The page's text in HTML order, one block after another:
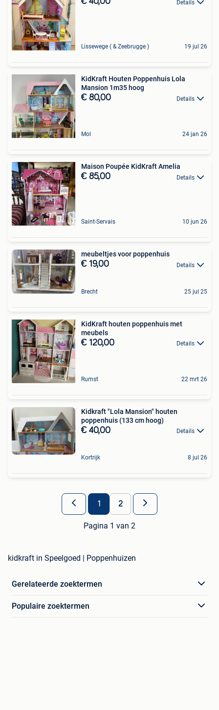
Details
Lissewege ( & Zeebrugge ) 19 jul 26
KidKraft Houten Poppenhuis Lola
Mansion 1m35 hoog
€ 80,00 Details
Mol 24 jan 26
Maison Poupée KidKraft Amelia
€ 85,00 Details
Saint-Servais 10 jun 26
meubeltjes voor poppenhuis
€ 19,00 Details
Brecht 25 jul 25
KidKraft houten poppenhuis met
meubels
€ 120,00 Details
Rumst 22 mrt 26
Kidkraft "Lola Mansion" houten
poppenhuis (133 cm hoog)
€ 40,00 Details
Kortrijk 8 jul 26
1 2
Pagina 1 van 2
kidkraft in Speelgoed | Poppenhuizen
Gerelateerde zoektermen
Populaire zoektermen